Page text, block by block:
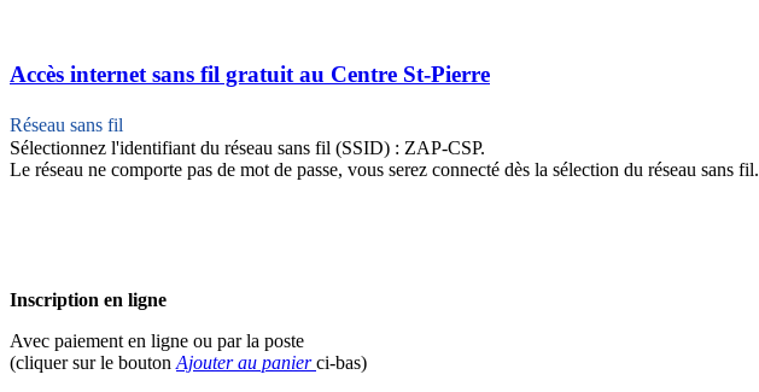
Accès internet sans fil gratuit au Centre St-Pierre
Réseau sans fil
Sélectionnez l'identifiant du réseau sans fil (SSID) : ZAP-CSP.
Le réseau ne comporte pas de mot de passe, vous serez connecté dès la sélection du réseau sans fil.
Inscription en ligne
Avec paiement en ligne ou par la poste
(cliquer sur le bouton Ajouter au panierci-bas)